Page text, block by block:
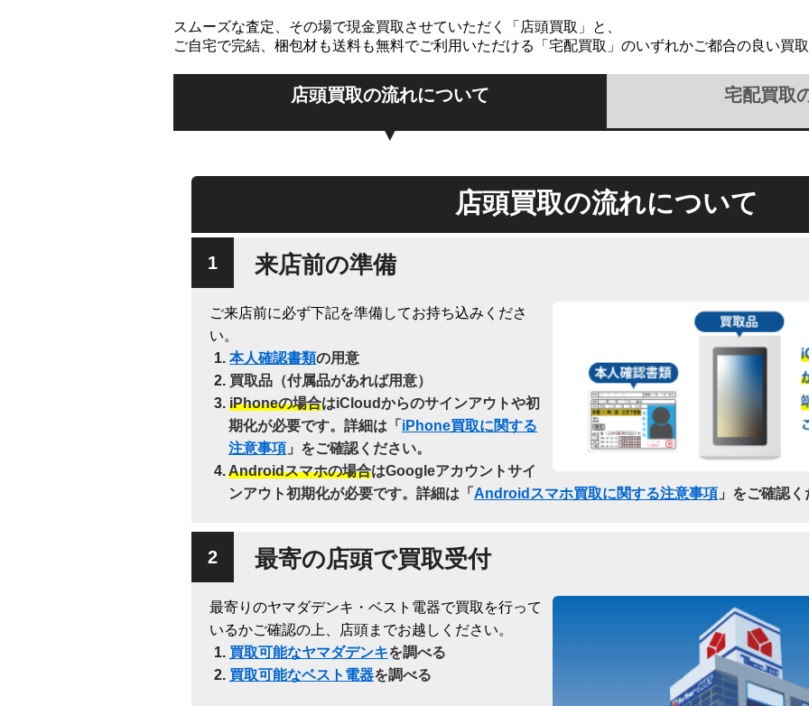
スムーズな査定、その場で現金買取させていただく「店頭買取」と、
ご自宅で完結、梱包材も送料も無料でご利用いただける「宅配買取」のいずれかご都合の良い買
店頭買取の流れについて 宅配買取
店頭買取の流れについて
来店前の準備
ご来店前に必ず下記を準備してお持ち込みくださ
い。
本人確認書類の用意
買取品（付属品があれば用意）
iPhoneの場合はiCloudからのサインアウトや初
期化が必要です。詳細は「 iPhone買取に関する
注意事項 」をご確認ください。
Androidスマホの場合はGoogleアカウントサイ
ンアウト初期化が必要です。詳細は「 Androidスマホ買取に関する注意事項 」をご確認
最寄の店頭で買取受付
最寄りのヤマダデンキ・ベスト電器で買取を行って
いるかご確認の上、店頭までお越しください。
買取可能なヤマダデンキを調べる
買取可能なベスト電器を調べる